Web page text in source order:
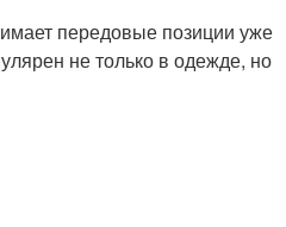
передовые позиции уже
не только в одежде, но